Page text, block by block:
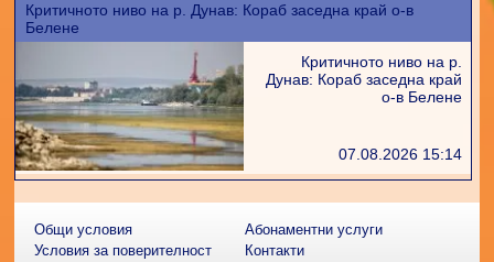
Критичното ниво на р. Дунав: Кораб заседна край о-в
Белене
Критичното ниво на р.
Дунав: Кораб заседна край
о-в Белене
07.08.2026 15:14
Общи условия
Условия за поверителност
Абонаментни услуги
Контакти